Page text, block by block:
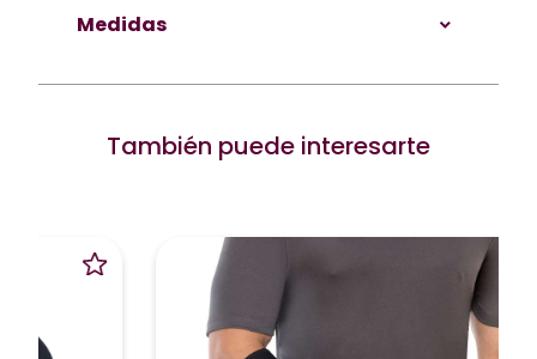
Medidas
También puede interesarte